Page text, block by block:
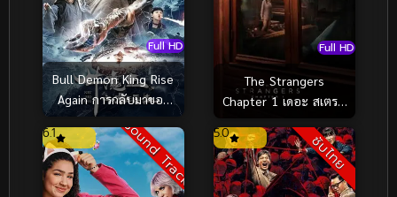
Full HD
Bull Demon King Rise
Again การกลับมาของ
จอมมารกระทิง (2022)
Full HD
The Strangers
Chapter 1 เดอะ สเตรน
(2024)
Sound Track
6.1 ซับไทย
5.0